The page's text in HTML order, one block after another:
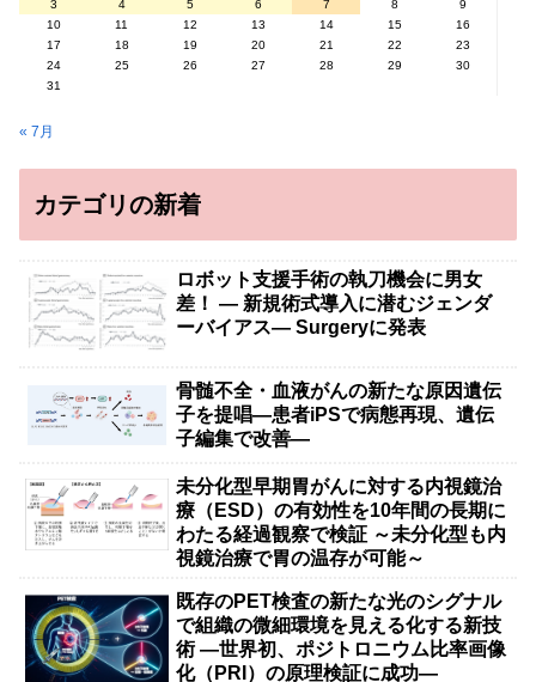
3
4 5 6 7 8
9
10
11 12 13 14 15
16
17
18 19 20 21 22
23
24
25 26 27 28 29
30
31
« 7月
カテゴリの新着
ロボット支援手術の執刀機会に男女
差！ — 新規術式導入に潜むジェンダ
ーバイアス— Surgeryに発表
骨髄不全・血液がんの新たな原因遺伝
子を提唱―患者iPSで病態再現、遺伝
子編集で改善―
未分化型早期胃がんに対する内視鏡治
療（ESD）の有効性を10年間の長期に
わたる経過観察で検証 ～未分化型も内
視鏡治療で胃の温存が可能～
既存のPET検査の新たな光のシグナル
で組織の微細環境を見える化する新技
術 ―世界初、ポジトロニウム比率画像
化（PRI）の原理検証に成功―